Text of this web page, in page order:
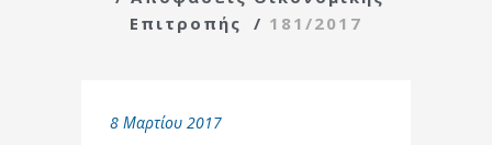
Επιτροπής
/ 181/2017
8 Μαρτίου 2017